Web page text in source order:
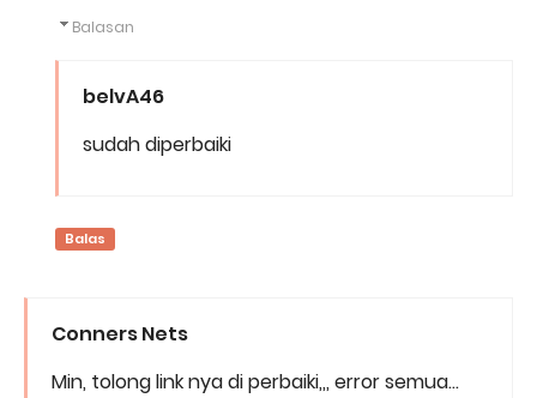
Balasan
belvA46
sudah diperbaiki
Balas
Conners Nets
Min, tolong link nya di perbaiki,,, error semua...